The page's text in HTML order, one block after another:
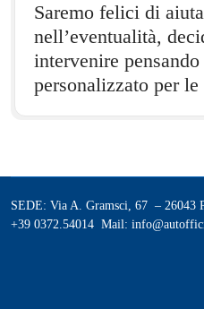
Saremo felici di
nell’eventualità,
intervenire
personalizzato per le
SEDE: Via A. Gramsci, 67 – 26043
+39 0372.54014 Mail: